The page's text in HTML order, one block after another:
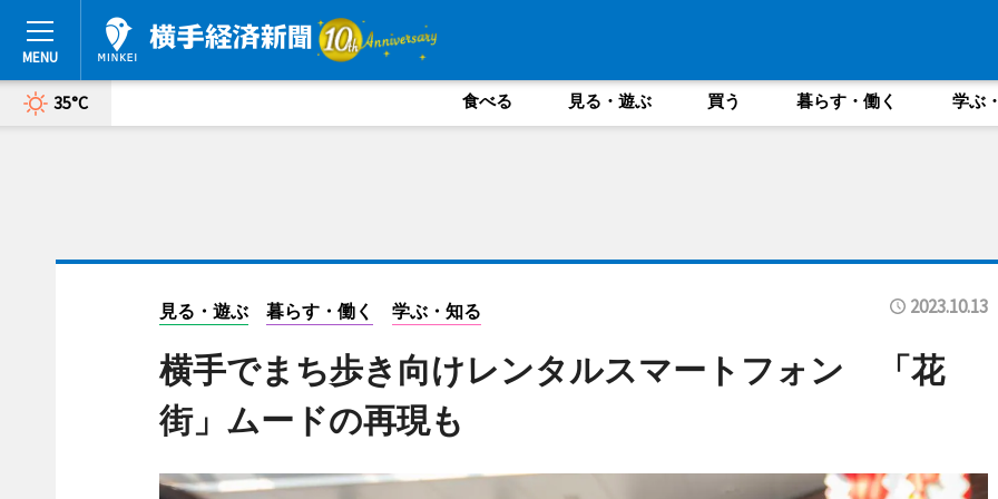
35°C 食べる 見る・遊ぶ 買う 暮らす・働く 学ぶ
見る・遊ぶ 暮らす・働く 学ぶ・知る 2023.10.13
横手でまち歩き向けレンタルスマートフォン 「花
街」ムードの再現も